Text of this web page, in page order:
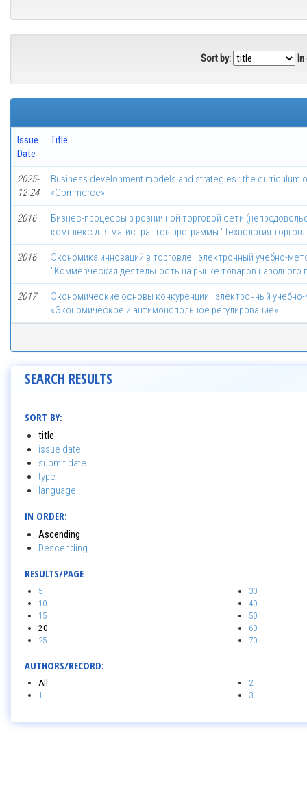
Sort by: In
Issue
Date
Title
2025-
12-24
Business development models and strategies : the curriculum
«Commerce»
2016
Бизнес-процессы в розничной торговой сети
комплекс для магистрантов программы "Технология
2016
Экономика инноваций в торговле : электронный учебно-
"Коммерческая деятельность на рынке товаров народного
2017
Экономические основы конкуренции : электронный
«Экономическое и антимонопольное регулирование»
SEARCH RESULTS
SORT BY:
title
issue date
submit date
type
language
IN ORDER:
Ascending
Descending
RESULTS/PAGE
5
10
15
20
25
30
40
50
60
70
AUTHORS/RECORD:
All
1
2
3